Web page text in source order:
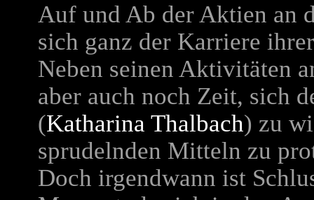
Auf und Ab der Aktien an
sich ganz der Karriere
Neben seinen Aktivitäten
aber auch noch Zeit, sich
(Katharina Thalbach) zu
sprudelnden Mitteln zu
Doch irgendwann ist